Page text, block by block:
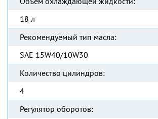
18 л
Рекомендуемый тип масла:
SAE 15W40/10W30
Количество цилиндров:
4
Регулятор оборотов: